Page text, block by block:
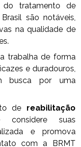
tratamento de
são notáveis,
na qualidade de
trabalha de forma
e duradouros,
busca por uma
de reabilitação
suas
e promova
com a BRMT